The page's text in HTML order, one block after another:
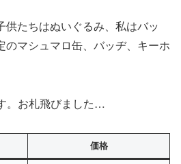
供たちはぬいぐるみ、私はバッ
のマシュマロ缶、バッヂ、キーホ
。お札飛びました…
価格